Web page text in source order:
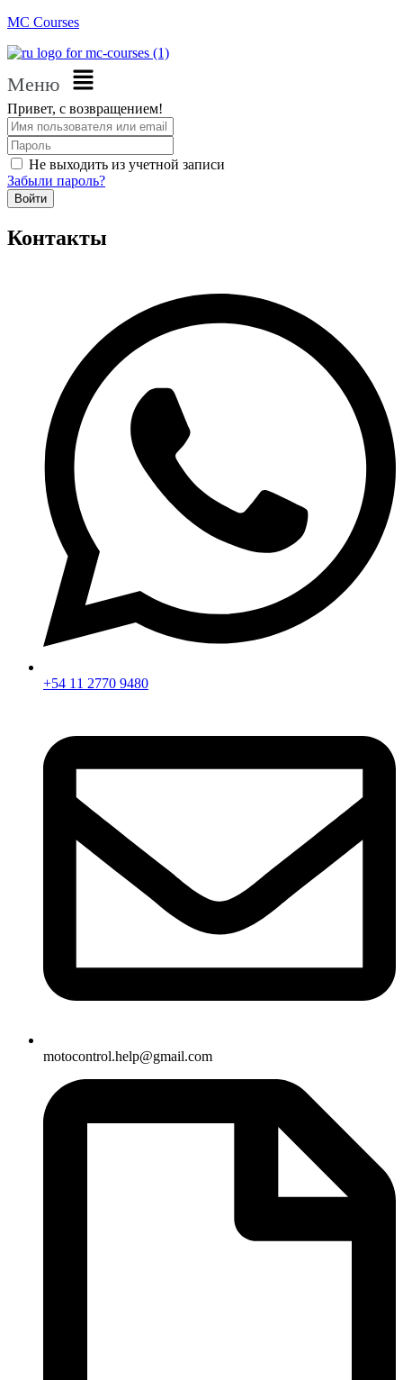
MC Courses
Меню
Привет, с возвращением!
Не выходить из учетной записи
Забыли пароль?
Войти
Контакты
+54 11 2770 9480
motocontrol.help@gmail.com